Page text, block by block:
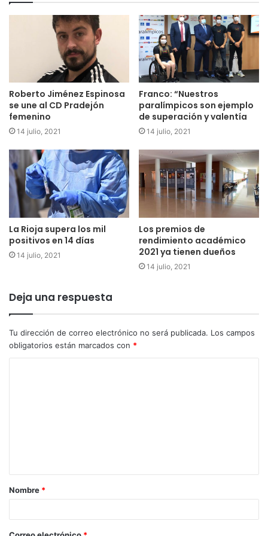
Roberto Jiménez Espinosa
se une al CD Pradejón
femenino
14 julio, 2021
Franco: “Nuestros
paralímpicos son ejemplo
de superación y valentía
14 julio, 2021
La Rioja supera los mil
positivos en 14 días
14 julio, 2021
Los premios de
rendimiento académico
2021 ya tienen dueños
14 julio, 2021
Deja una respuesta
Tu dirección de correo electrónico no será publicada. Los campos
obligatorios están marcados con *
Nombre *